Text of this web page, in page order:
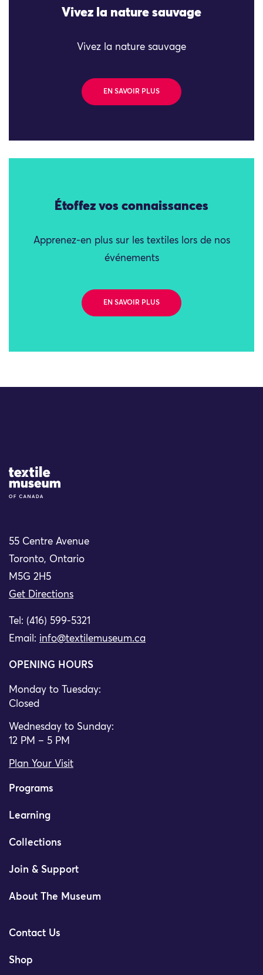
Vivez la nature sauvage
Vivez la nature sauvage
EN SAVOIR PLUS
Étoffez vos connaissances
Apprenez-en plus sur les textiles lors de nos
événements
EN SAVOIR PLUS
Site Logo
55 Centre Avenue
Toronto, Ontario
M5G 2H5
Get Directions
Tel: (416) 599-5321
Email: info@textilemuseum.ca
OPENING HOURS
Monday to Tuesday:
Closed
Wednesday to Sunday:
12 PM – 5 PM
Plan Your Visit
Programs
Learning
Collections
Join & Support
About The Museum
Contact Us
Shop